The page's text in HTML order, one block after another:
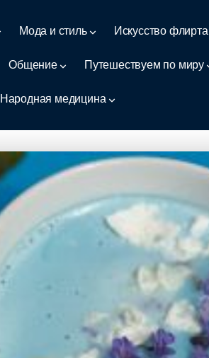
Мода и стиль Искусство флирта
Общение Путешествуем по миру
Народная медицина